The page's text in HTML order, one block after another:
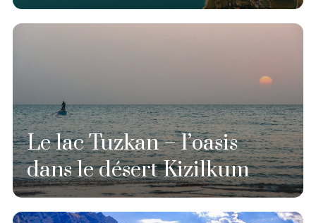
Le lac Tuzkan – l’oasis
dans le désert Kizilkum